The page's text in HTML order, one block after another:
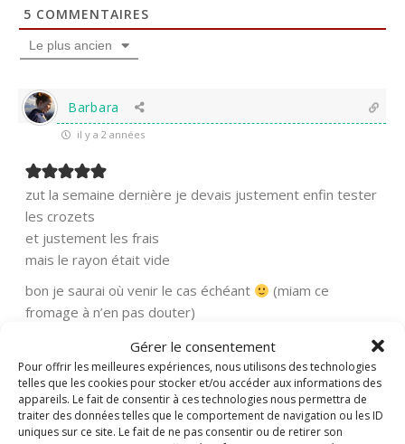
Gérer le consentement
Pour offrir les meilleures expériences, nous utilisons des technologies
telles que les cookies pour stocker et/ou accéder aux informations des
appareils. Le fait de consentir à ces technologies nous permettra de
traiter des données telles que le comportement de navigation ou les ID
uniques sur ce site. Le fait de ne pas consentir ou de retirer son
5 COMMENTAIRES
Le plus ancien
Barbara
il y a 2 années
zut la semaine dernière je devais justement enfin tester
les crozets
et justement les frais
mais le rayon était vide
bon je saurai où venir le cas échéant
(miam ce
fromage à n’en pas douter)
Répondre
Nadine Administrateur
Répondre àBarbara il y a 2 années